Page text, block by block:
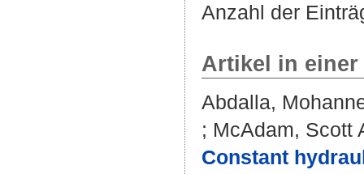
Anzahl der
Artikel in
Abdalla,
; McAdam, Scott
Constant